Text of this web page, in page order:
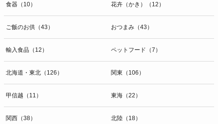
食器（10） 花卉（かき）（12）
ご飯のお供（43） おつまみ（43）
輸入食品（12） ペットフード（7）
北海道・東北（126） 関東（106）
甲信越（11） 東海（22）
関西（38） 北陸（18）